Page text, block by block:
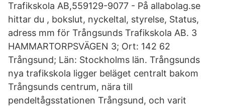
Trafikskola AB,559129-9077 - På allabolag.se
hittar du , bokslut, nyckeltal, styrelse, Status,
adress mm för Trångsunds Trafikskola AB. 3
HAMMARTORPSVÄGEN 3; Ort: 142 62
Trångsund; Län: Stockholms län. Trångsunds
nya trafikskola ligger beläget centralt bakom
Trångsunds centrum, nära till
pendeltågsstationen Trångsund, och varit